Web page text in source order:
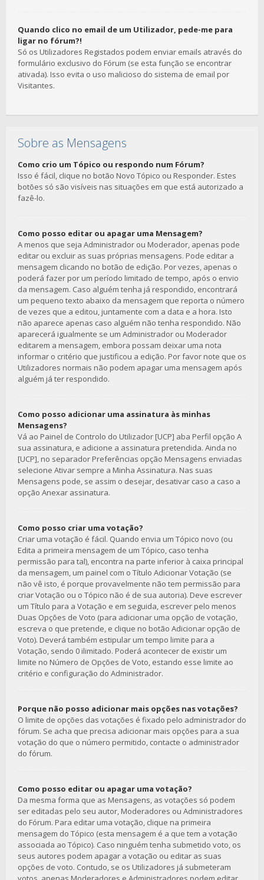
Quando clico no email de um Utilizador, pede-me para
ligar no fórum?!
Só os Utilizadores Registados podem enviar emails através do
formulário exclusivo do Fórum (se esta função se encontrar
ativada). Isso evita o uso malicioso do sistema de email por
Visitantes.
Sobre as Mensagens
Como crio um Tópico ou respondo num Fórum?
Isso é fácil, clique no botão Novo Tópico ou Responder. Estes
botões só são visíveis nas situações em que está autorizado a
fazê-lo.
Como posso editar ou apagar uma Mensagem?
A menos que seja Administrador ou Moderador, apenas pode
editar ou excluir as suas próprias mensagens. Pode editar a
mensagem clicando no botão de edição. Por vezes, apenas o
poderá fazer por um período limitado de tempo, após o envio
da mensagem. Caso alguém tenha já respondido, encontrará
um pequeno texto abaixo da mensagem que reporta o número
de vezes que a editou, juntamente com a data e a hora. Isto
não aparece apenas caso alguém não tenha respondido. Não
aparecerá igualmente se um Administrador ou Moderador
editarem a mensagem, embora possam deixar uma nota
informar o critério que justificou a edição. Por favor note que os
Utilizadores normais não podem apagar uma mensagem após
alguém já ter respondido.
Como posso adicionar uma assinatura às minhas
Mensagens?
Vá ao Painel de Controlo do Utilizador [UCP] aba Perfil opção A
sua assinatura, e adicione a assinatura pretendida. Ainda no
[UCP], no separador Preferências opção Mensagens enviadas
selecione Ativar sempre a Minha Assinatura. Nas suas
Mensagens pode, se assim o desejar, desativar caso a caso a
opção Anexar assinatura.
Como posso criar uma votação?
Criar uma votação é fácil. Quando envia um Tópico novo (ou
Edita a primeira mensagem de um Tópico, caso tenha
permissão para tal), encontra na parte inferior à caixa principal
da mensagem, um painel com o Título Adicionar Votação (se
não vê isto, é porque provavelmente não tem permissão para
criar Votação ou o Tópico não é de sua autoria). Deve escrever
um Título para a Votação e em seguida, escrever pelo menos
Duas Opções de Voto (para adicionar uma opção de votação,
escreva o que pretende, e clique no botão Adicionar opção de
Voto). Deverá também estipular um tempo limite para a
Votação, sendo 0 ilimitado. Poderá acontecer de existir um
limite no Número de Opções de Voto, estando esse limite ao
critério e configuração do Administrador.
Porque não posso adicionar mais opções nas votações?
O limite de opções das votações é fixado pelo administrador do
fórum. Se acha que precisa adicionar mais opções para a sua
votação do que o número permitido, contacte o administrador
do fórum.
Como posso editar ou apagar uma votação?
Da mesma forma que as Mensagens, as votações só podem
ser editadas pelo seu autor, Moderadores ou Administradores
do Fórum. Para editar uma votação, clique na primeira
mensagem do Tópico (esta mensagem é a que tem a votação
associada ao Tópico). Caso ninguém tenha submetido voto, os
seus autores podem apagar a votação ou editar as suas
opções de voto. Contudo, se os Utilizadores já submeteram